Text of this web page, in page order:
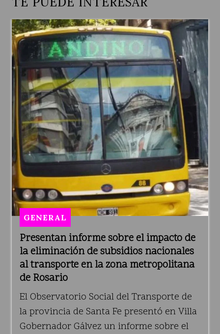
Presentan informe sobre el impacto de
la eliminación de subsidios nacionales
al transporte en la zona metropolitana
de Rosario
GENERAL
El Observatorio Social del Transporte de
la provincia de Santa Fe presentó en Villa
Gobernador Gálvez un informe sobre el